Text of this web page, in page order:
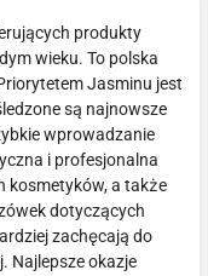
produkty
wieku. To polska
Jasminu jest
są najnowsze
wprowadzanie
i profesjonalna
kosmetyków, a także
dotyczących
zachęcają do
Najlepsze okazje